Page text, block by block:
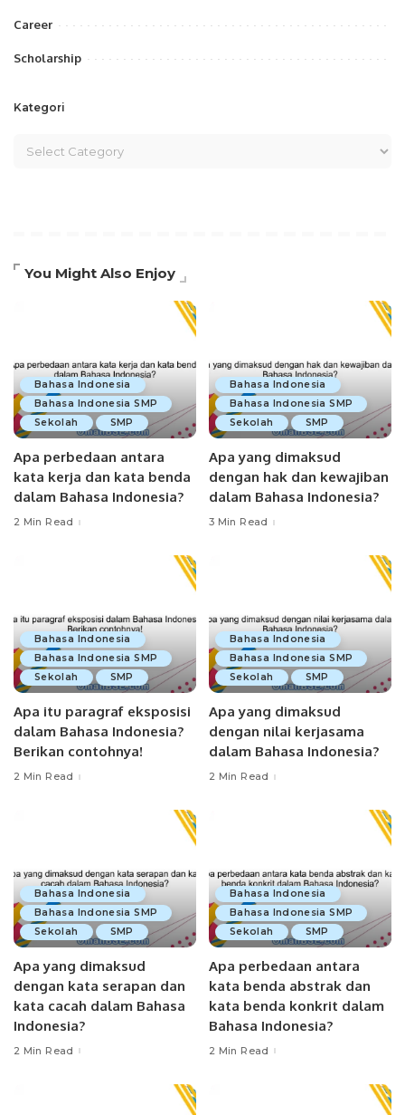
Career
Scholarship
Kategori
You Might Also Enjoy
Bahasa Indonesia
Bahasa Indonesia SMP
Sekolah
SMP
Apa perbedaan antara
kata kerja dan kata benda
dalam Bahasa Indonesia?
2 Min Read
Bahasa Indonesia
Bahasa Indonesia SMP
Sekolah
SMP
Apa yang dimaksud
dengan hak dan kewajiban
dalam Bahasa Indonesia?
3 Min Read
Bahasa Indonesia
Bahasa Indonesia SMP
Sekolah
SMP
Apa itu paragraf eksposisi
dalam Bahasa Indonesia?
Berikan contohnya!
2 Min Read
Bahasa Indonesia
Bahasa Indonesia SMP
Sekolah
SMP
Apa yang dimaksud
dengan nilai kerjasama
dalam Bahasa Indonesia?
2 Min Read
Bahasa Indonesia
Bahasa Indonesia SMP
Sekolah
SMP
Apa yang dimaksud
dengan kata serapan dan
kata cacah dalam Bahasa
Indonesia?
2 Min Read
Bahasa Indonesia
Bahasa Indonesia SMP
Sekolah
SMP
Apa perbedaan antara
kata benda abstrak dan
kata benda konkrit dalam
Bahasa Indonesia?
2 Min Read